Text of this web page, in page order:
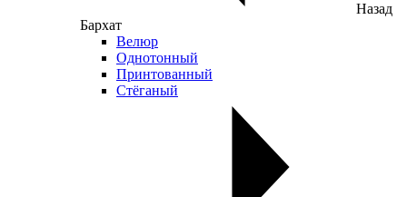
Назад
Бархат
Велюр
Однотонный
Принтованный
Стёганый